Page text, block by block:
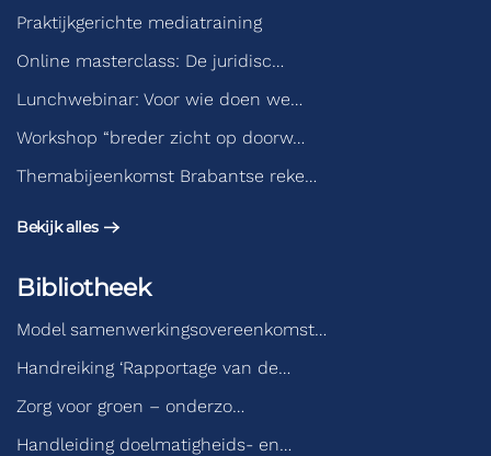
Praktijkgerichte mediatraining
Online masterclass: De juridisc…
Lunchwebinar: Voor wie doen we…
Workshop “breder zicht op doorw…
Themabijeenkomst Brabantse reke…
Bekijk alles
Bibliotheek
Model samenwerkingsovereenkomst…
Handreiking ‘Rapportage van de…
Zorg voor groen – onderzo…
Handleiding doelmatigheids- en…